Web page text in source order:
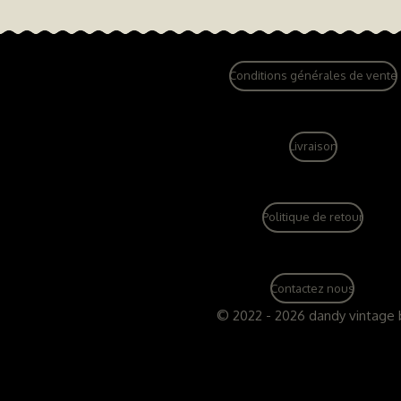
Conditions générales de vente
Livraison
Politique de retour
Contactez nous
© 2022 - 2026 dandy vintage